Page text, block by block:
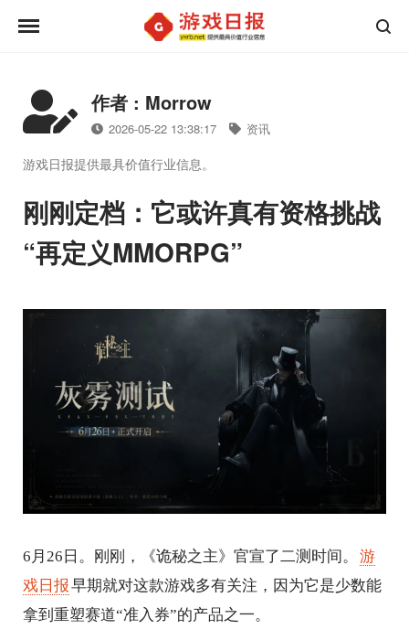
作者 : Morrow
2026-05-22 13:38:17 资讯
游戏日报提供最具价值行业信息。
刚刚定档：它或许真有资格挑战
“再定义MMORPG”
6月26日。刚刚，《诡秘之主》官宣了二测时间。
游
戏日报早期就对这款游戏多有关注，因为它是少数能
拿到重塑赛道“准入券”的产品之一。